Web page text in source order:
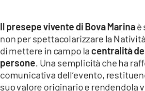
Il presepe vivente di Bova Marinaè
non per spettacolarizzare la
di mettere in campo la centralità
persone . Una semplicità che ha
comunicativa dell’evento,
suo valore originario e rendendola